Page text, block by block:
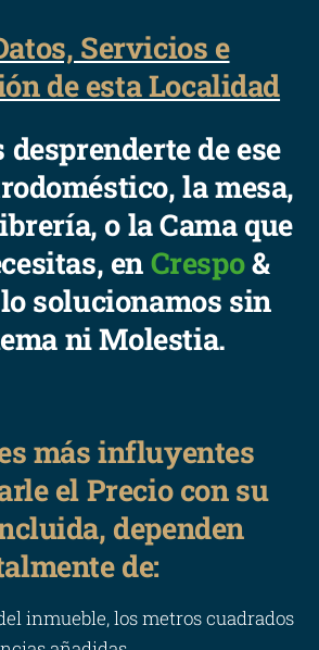
Servicios e
de esta Localidad
desprenderte de ese
la mesa,
o la Cama que
enCrespo&
solucionamos sin
ni Molestia.
más influyentes
el Precio con su
dependen
de:
inmueble, los metros cuadrados